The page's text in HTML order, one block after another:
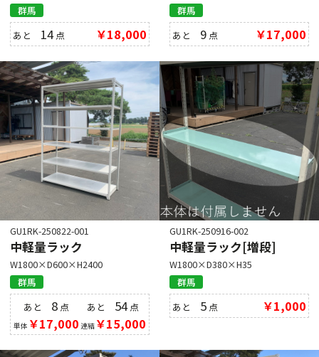
群馬
あと 14点 ￥18,000
群馬
あと 9 点 ￥17,000
GU1RK-250822-001
中軽量ラック
W1800×D600×H2400
群馬
あと 8 点
単体 ￥17,000
あと 54点
連結￥15,000
GU1RK-250916-002
中軽量ラック[増段]
W1800×D380×H35
群馬
あと 5 点 ￥1,000